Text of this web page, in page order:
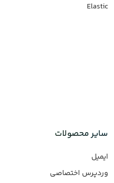
Elastic
سایر محصولات
ایمیل
وردپرس‌ اختصاصی